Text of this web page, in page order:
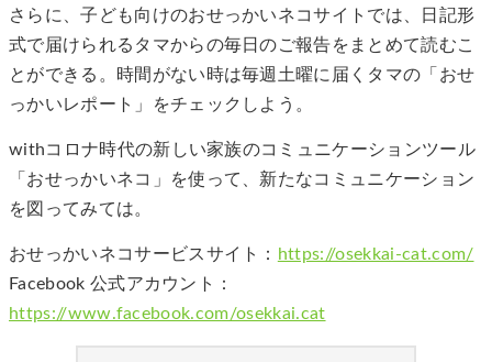
さらに、子ども向けのおせっかいネコサイトでは、日記形
式で届けられるタマからの毎日のご報告をまとめて読むこ
とができる。時間がない時は毎週土曜に届くタマの「おせ
っかいレポート」をチェックしよう。
withコロナ時代の新しい家族のコミュニケーションツール
「おせっかいネコ」を使って、新たなコミュニケーション
を図ってみては。
おせっかいネコサービスサイト：
https://osekkai-cat.com/
Facebook 公式アカウント：
https://www.facebook.com/osekkai.cat